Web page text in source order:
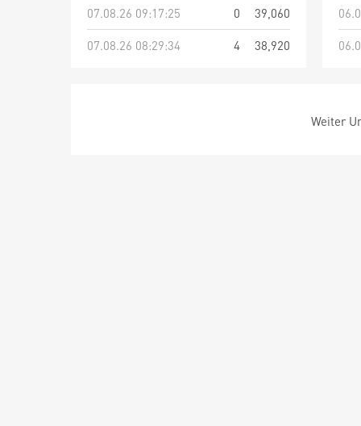
07.08.26 09:17:25
0
39,060
07.08.26 08:29:34
4 38,920
Weiter